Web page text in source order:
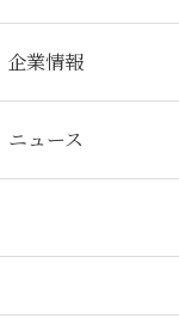
企業情報
ニュース